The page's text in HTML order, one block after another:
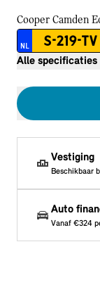
Cooper Camden
NL S-219-TV
Alle specificaties
Vestiging
Beschikbaar
Auto
Vanaf €324